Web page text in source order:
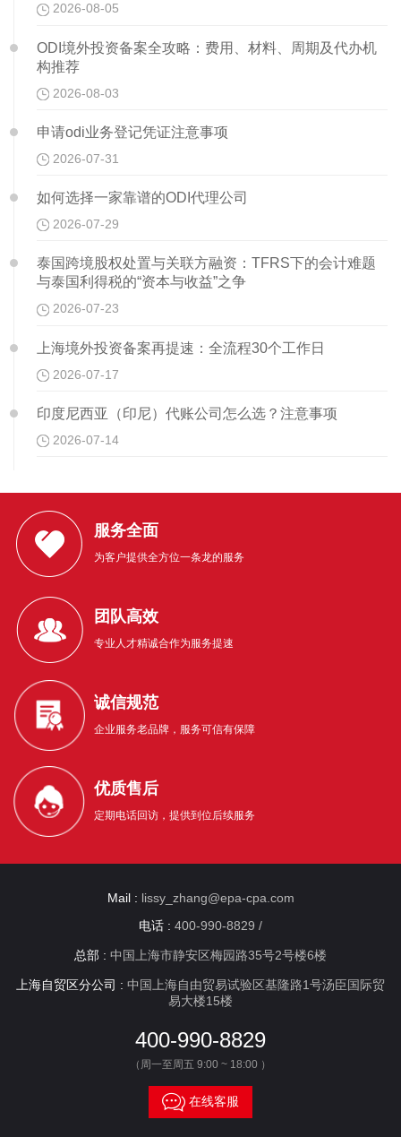
2026-08-05
ODI境外投资备案全攻略：费用、材料、周期及代办机
构推荐
2026-08-03
申请odi业务登记凭证注意事项
2026-07-31
如何选择一家靠谱的ODI代理公司
2026-07-29
泰国跨境股权处置与关联方融资：TFRS下的会计难题
与泰国利得税的“资本与收益”之争
2026-07-23
上海境外投资备案再提速：全流程30个工作日
2026-07-17
印度尼西亚（印尼）代账公司怎么选？注意事项
2026-07-14
服务全面
为客户提供全方位一条龙的服务
团队高效
专业人才精诚合作为服务提速
诚信规范
企业服务老品牌，服务可信有保障
优质售后
定期电话回访，提供到位后续服务
Mail : lissy_zhang@epa-cpa.com
电话 : 400-990-8829 /
总部 : 中国上海市静安区梅园路35号2号楼6楼
上海自贸区分公司 : 中国上海自由贸易试验区基隆路1号汤臣国际贸
易大楼15楼
400-990-8829
（周一至周五 9:00 ~ 18:00 ）
 在线客服